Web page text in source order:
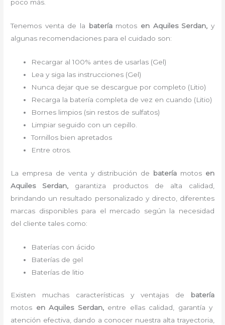
poco más.
Tenemos venta de la bateríamotos en Aquiles Serdan, y
algunas recomendaciones para el cuidado son:
Recargar al 100% antes de usarlas (Gel)
Lea y siga las instrucciones (Gel)
Nunca dejar que se descargue por completo (Litio)
Recarga la batería completa de vez en cuando (Litio)
Bornes limpios (sin restos de sulfatos)
Limpiar seguido con un cepillo.
Tornillos bien apretados
Entre otros.
La empresa de venta y distribución de batería motos en
Aquiles Serdan, garantiza productos de alta calidad,
brindando un resultado personalizado y directo, diferentes
marcas disponibles para el mercado según la necesidad
del cliente tales como:
Baterías con ácido
Baterías de gel
Baterías de litio
Existen muchas características y ventajas de batería
motos en Aquiles Serdan, entre ellas calidad, garantía y
atención efectiva, dando a conocer nuestra alta trayectoria,